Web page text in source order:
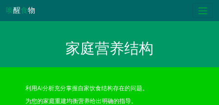
唤醒食物
家庭营养结构
利用AI分析充分掌握自家饮食结构存在的问题。
为您的家庭重建均衡营养给出明确的指导。